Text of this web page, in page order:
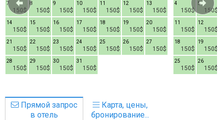
150$
7
150$
8
150$
9
150$
10
150$
11
150$
12
150$
13
150$
14
150$
15
150$
16
150$
17
150$
18
150$
19
150$
20
150$
21
150$
22
150$
23
150$
24
150$
25
150$
26
150$
27
150$
28
150$
29
150$
30
150$
31
150$
4
150$
5
150$
11
150$
12
150$
18
150$
19
150$
25
150$
26
Прямой запрос
в отель
Карта, цены,
бронирование...